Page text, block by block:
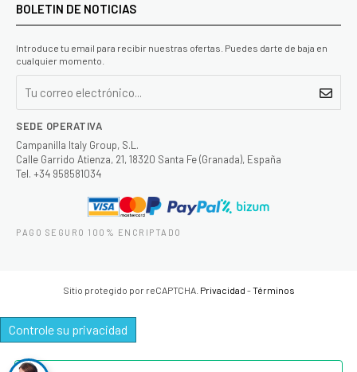
BOLETIN DE NOTICIAS
Introduce tu email para recibir nuestras ofertas. Puedes darte de baja en
cualquier momento.
SEDE OPERATIVA
Campanilla Italy Group, S.L.
Calle Garrido Atienza, 21, 18320 Santa Fe (Granada), España
Tel. +34 958581034
PAGO SEGURO 100% ENCRIPTADO
Sitio protegido por reCAPTCHA. Privacidad -Términos
Controle su privacidad